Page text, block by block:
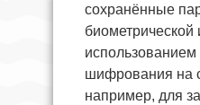
сохранённые
использованием
шифрования на
например, для